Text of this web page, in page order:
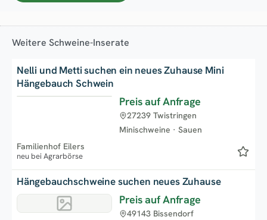
Weitere Schweine-Inserate
Nelli und Metti suchen ein neues Zuhause Mini
Hängebauch Schwein
Preis auf Anfrage
Minischweine · Sauen
27239 Twistringen
Familienhof Eilers
neu bei Agrarbörse
Hängebauchschweine suchen neues Zuhause
Preis auf Anfrage
49143 Bissendorf